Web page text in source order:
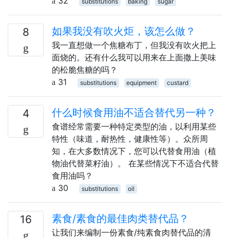
8 如果我没有吹火炬，该怎么做？
我一直想做一个焦糖布丁，但我没有吹火把上
面烧的。还有什么我可以用来在上面撒上美味
的松脆焦糖的吗？
31
substitutions equipment custard
4 什么时候食用油不适合替代另一种？
食谱经常需要一种特定类型的油，以利用某些
特性（味道，耐热性，健康性等）。众所周
知，在大多数情况下，您可以代替食用油（植
物油代替菜籽油）。 在某些情况下不适合代替
食用油吗？
30
substitutions oil
16 素食/素食的最佳肉类替代品？
让我们来编制一份素食/纯素食肉替代品的清